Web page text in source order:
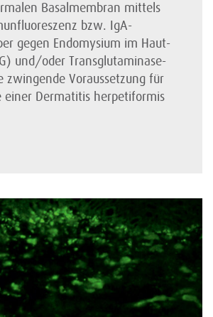
Basalmembran mittels
bzw. IgA-
gegen Endomysium im Haut-
und/oder Transglutaminase-
zwingende Voraussetzung für
einer Dermatitis herpetiformis